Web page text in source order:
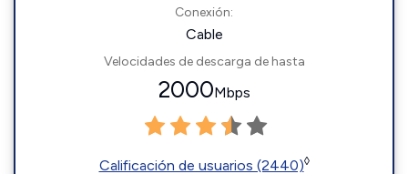
Conexión:
Cable
Velocidades de descarga de hasta
2000Mbps
Calificación de usuarios (2440)◊